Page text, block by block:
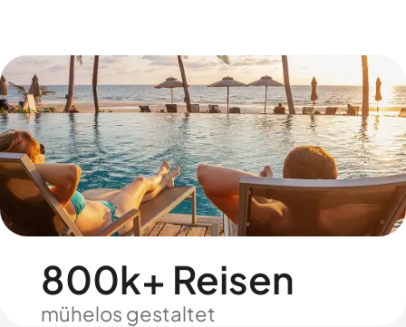
800k+ Reisen
mühelos gestaltet